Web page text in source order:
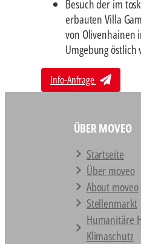
Besuch der im
erbauten Villa
von Olivenhainen
Umgebung östlich
Info-Anfrage
ÜBER MOVEO
Startseite
Über moveo
About moveo
Stellenmarkt
Humanitäre
Klimaschutz